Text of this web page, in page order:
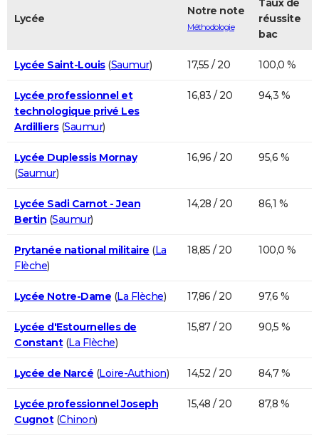
Lycée
Notre note
Méthodologie
Taux de
réussite
bac
Lycée Saint-Louis(Saumur) 17,55 / 20 100,0 %
Lycée professionnel et
technologique privé Les
Ardilliers(Saumur)
16,83 / 20 94,3 %
Lycée Duplessis Mornay
(Saumur)
16,96 / 20 95,6 %
Lycée Sadi Carnot - Jean
Bertin (Saumur)
14,28 / 20 86,1 %
Prytanée national militaire (La
Flèche)
18,85 / 20 100,0 %
Lycée Notre-Dame (La Flèche) 17,86 / 20 97,6 %
Lycée d'Estournelles de
Constant(La Flèche)
15,87 / 20 90,5 %
Lycée de Narcé (Loire-Authion) 14,52 / 20 84,7 %
Lycée professionnel Joseph
Cugnot(Chinon)
15,48 / 20 87,8 %